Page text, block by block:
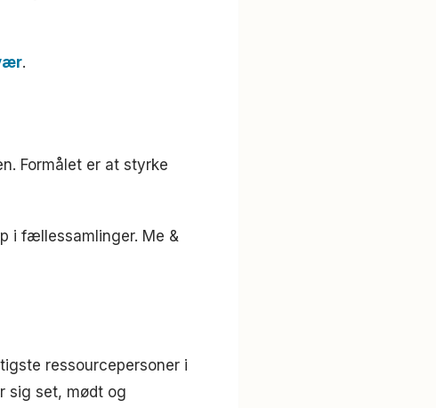
.
Formålet er at styrke
i fællessamlinger. Me &
ressourcepersoner i
sig set, mødt og